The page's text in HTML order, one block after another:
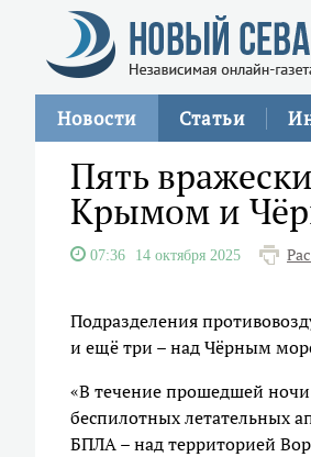
Новости Статьи
Пять
Крымом и
07:36 14 октября 2025
Подразделения
и ещё три – над Чёрным
«В течение прошедшей
беспилотных летательных
БПЛА – над территорией